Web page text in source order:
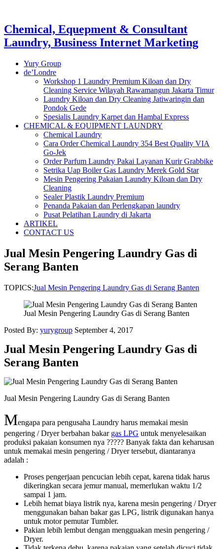
Chemical, Equepment & Consultant
Laundry, Business Internet Marketing
Yury Group
de’Londre
Workshop 1 Laundry Premium Kiloan dan Dry
Cleaning Service Wilayah Rawamangun Jakarta Timur
Laundry Kiloan dan Dry Cleaning Jatiwaringin dan
Pondok Gede
Spesialis Laundry Karpet dan Hambal Express
CHEMICAL & EQUIPMENT LAUNDRY
Chemical Laundry
Cara Order Chemical Laundry 354 Best Quality VIA
Go-Jek
Order Parfum Laundry Pakai Layanan Kurir Grabbike
Setrika Uap Boiler Gas Laundry Merek Gold Star
Mesin Pengering Pakaian Laundry Kiloan dan Dry
Cleaning
Sealer Plastik Laundry Premium
Penanda Pakaian dan Perlengkapan laundry
Pusat Pelatihan Laundry di Jakarta
ARTIKEL
CONTACT US
Jual Mesin Pengering Laundry Gas di
Serang Banten
TOPICS:Jual Mesin Pengering Laundry Gas di Serang Banten
Jual Mesin Pengering Laundry Gas di Serang Banten
Posted By: yurygroup September 4, 2017
Jual Mesin Pengering Laundry Gas di
Serang Banten
Jual Mesin Pengering Laundry Gas di Serang Banten
Mengapa para pengusaha Laundry harus memakai mesin
pengering / Dryer berbahan bakar gas LPG untuk menyelesaikan
produksi pakaian konsumen nya ????? Banyak fakta dan keharusan
untuk memakai mesin pengering / Dryer tersebut, diantaranya
adalah :
Proses pengerjaan pencucian lebih cepat, karena tidak harus
dikeringkan secara jemur manual, memerlukan waktu 1/2
sampai 1 jam.
Lebih hemat biaya listrik nya, karena mesin pengering / Dryer
menggunakan bahan bakar gas LPG, listrik digunakan hanya
untuk motor pemutar Tumbler.
Pakian lebih lembut dengan mengguakan mesin pengering /
Dryer.